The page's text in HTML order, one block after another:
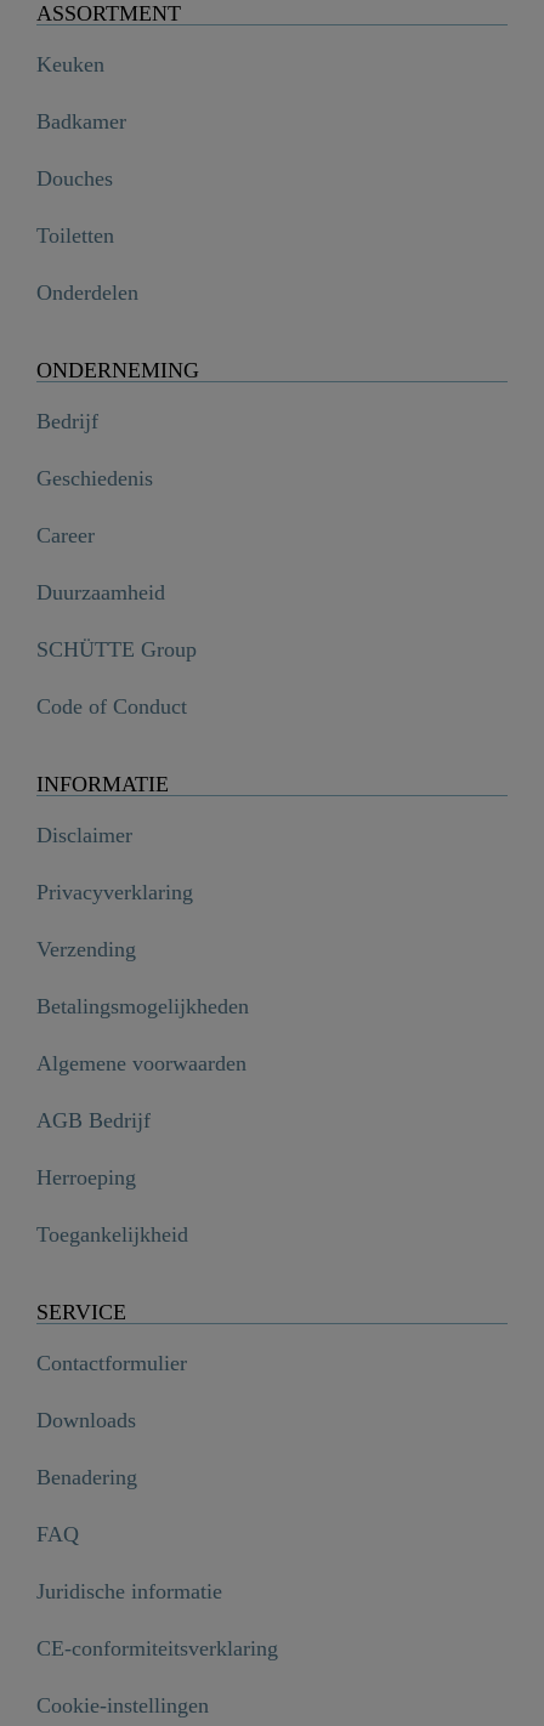
ASSORTMENT
Keuken
Badkamer
Douches
Toiletten
Onderdelen
ONDERNEMING
Bedrijf
Geschiedenis
Career
Duurzaamheid
SCHÜTTE Group
Code of Conduct
INFORMATIE
Disclaimer
Privacyverklaring
Verzending
Betalingsmogelijkheden
Algemene voorwaarden
AGB Bedrijf
Herroeping
Toegankelijkheid
SERVICE
Contactformulier
Downloads
Benadering
FAQ
Juridische informatie
CE-conformiteitsverklaring
Cookie-instellingen